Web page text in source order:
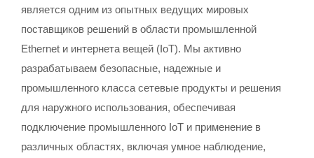
является одним из опытных ведущих мировых
поставщиков решений в области промышленной
Ethernet и интернета вещей (IoT). Мы активно
разрабатываем безопасные, надежные и
промышленного класса сетевые продукты и решения
для наружного использования, обеспечивая
подключение промышленного IoT и применение в
различных областях, включая умное наблюдение,